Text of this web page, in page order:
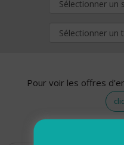
Pour voir les offres